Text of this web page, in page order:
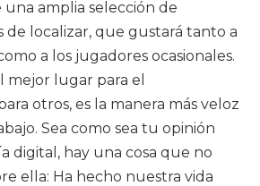
amplia selección de
de localizar, que gustará tanto a
a los jugadores ocasionales.
mejor lugar para el
otros, es la manera más veloz
Sea como sea tu opinión
digital, hay una cosa que no
ella: Ha hecho nuestra vida